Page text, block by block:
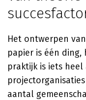
Het ontwerpen
papier is één
praktijk is iets heel
aantal